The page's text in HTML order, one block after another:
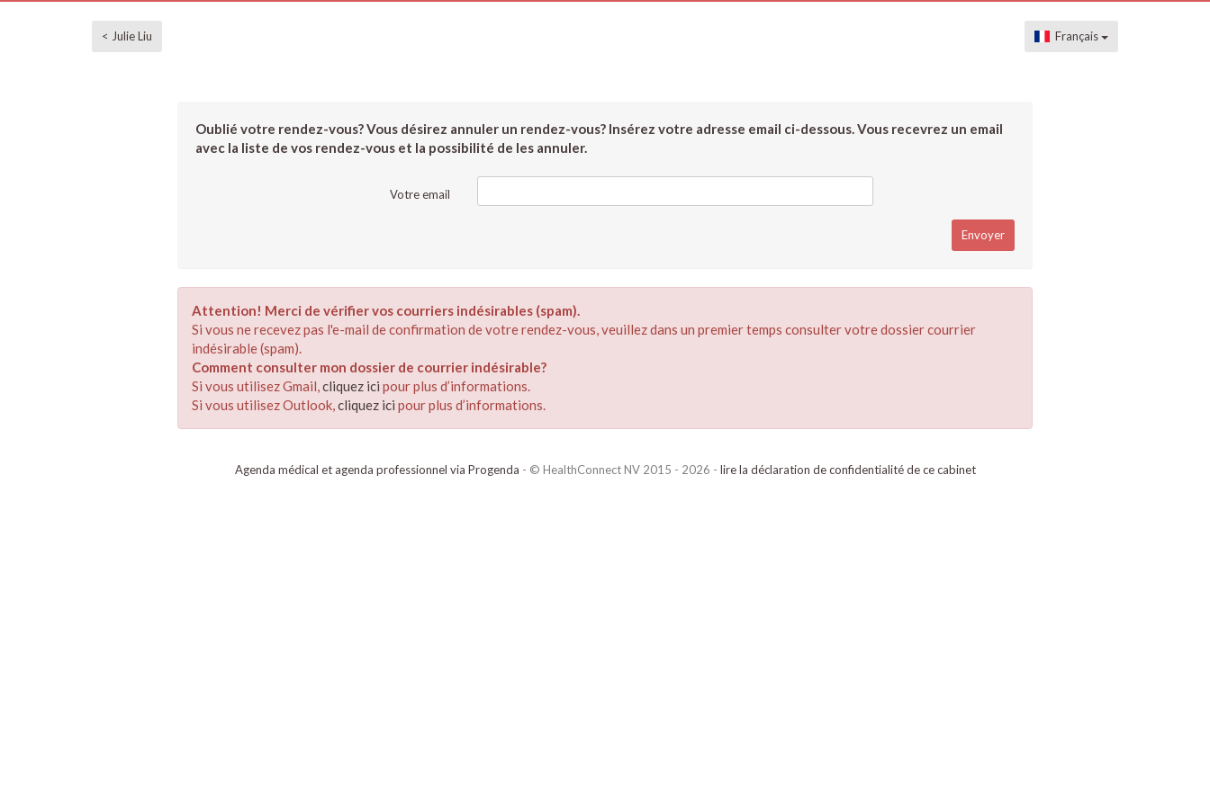
< Julie Liu Français
Oublié votre rendez-vous? Vous désirez annuler un rendez-vous? Insérez votre adresse email ci-dessous. Vous recevrez un email
avec la liste de vos rendez-vous et la possibilité de les annuler.
Votre email
Attention! Merci de vérifier vos courriers indésirables (spam).
Si vous ne recevez pas l'e-mail de confirmation de votre rendez-vous, veuillez dans un premier temps consulter votre dossier courrier
indésirable (spam).
Comment consulter mon dossier de courrier indésirable?
Si vous utilisez Gmail,cliquez ici pour plus d’informations.
Si vous utilisez Outlook,cliquez ici pour plus d’informations.
Agenda médical et agenda professionnel via Progenda - © HealthConnect NV 2015 - 2026 - lire la déclaration de confidentialité de ce cabinet